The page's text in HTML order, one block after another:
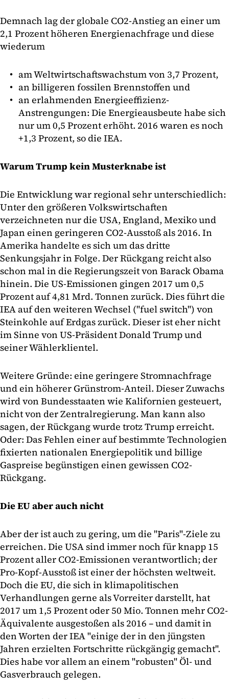
Demnach lag der globale CO2-Anstieg an einer um
2,1 Prozent höheren Energienachfrage und diese
wiederum
am Weltwirtschaftswachstum von 3,7 Prozent,
an billigeren fossilen Brennstoffen und
an erlahmenden Energieeffizienz-
Anstrengungen: Die Energieausbeute habe sich
nur um 0,5 Prozent erhöht. 2016 waren es noch
+1,3 Prozent, so die IEA.
Warum Trump kein Musterknabe ist
Die Entwicklung war regional sehr unterschiedlich:
Unter den größeren Volkswirtschaften
verzeichneten nur die USA, England, Mexiko und
Japan einen geringeren CO2-Ausstoß als 2016. In
Amerika handelte es sich um das dritte
Senkungsjahr in Folge. Der Rückgang reicht also
schon mal in die Regierungszeit von Barack Obama
hinein. Die US-Emissionen gingen 2017 um 0,5
Prozent auf 4,81 Mrd. Tonnen zurück. Dies führt die
IEA auf den weiteren Wechsel ("fuel switch") von
Steinkohle auf Erdgas zurück. Dieser ist eher nicht
im Sinne von US-Präsident Donald Trump und
seiner Wählerklientel.
Weitere Gründe: eine geringere Stromnachfrage
und ein höherer Grünstrom-Anteil. Dieser Zuwachs
wird von Bundesstaaten wie Kalifornien gesteuert,
nicht von der Zentralregierung. Man kann also
sagen, der Rückgang wurde trotz Trump erreicht.
Oder: Das Fehlen einer auf bestimmte Technologien
fixierten nationalen Energiepolitik und billige
Gaspreise begünstigen einen gewissen CO2-
Rückgang.
Die EU aber auch nicht
Aber der ist auch zu gering, um die "Paris"-Ziele zu
erreichen. Die USA sind immer noch für knapp 15
Prozent aller CO2-Emissionen verantwortlich; der
Pro-Kopf-Ausstoß ist einer der höchsten weltweit.
Doch die EU, die sich in klimapolitischen
Verhandlungen gerne als Vorreiter darstellt, hat
2017 um 1,5 Prozent oder 50 Mio. Tonnen mehr CO2-
Äquivalente ausgestoßen als 2016 – und damit in
den Worten der IEA "einige der in den jüngsten
Jahren erzielten Fortschritte rückgängig gemacht".
Dies habe vor allem an einem "robusten" Öl- und
Gasverbrauch gelegen.